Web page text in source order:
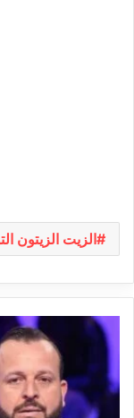
الزيت الزيتون
منير
بن
يُقاضي
خولة